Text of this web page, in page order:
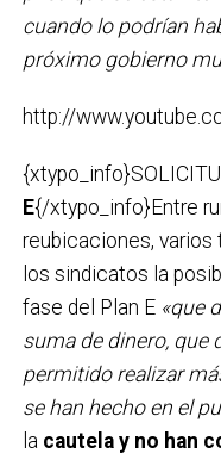
cuando lo podrían
próximo gobierno
http://
E{/xtypo_info}Entre
reubicaciones, varios
los sindicatos la
fase del Plan E «que
suma de dinero, que
permitido realizar
se han hecho en el
la cautela y no han